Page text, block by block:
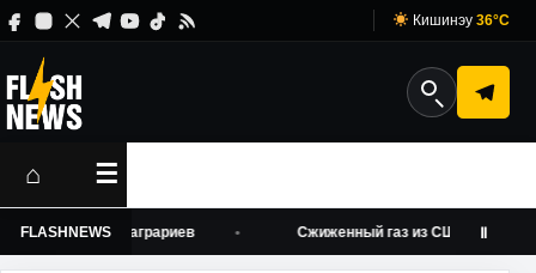
Кишинэу 36°C
⌂ ☰
FLASHNEWS
аграриев Сжиженный газ из США через Румынию
Ⅱ